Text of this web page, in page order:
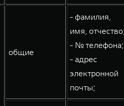
WEY 80 Лаундж
от 8 099 000 ₽
общие
- фамилия,
имя,
- № телефона;
- адрес
электронной
почты;